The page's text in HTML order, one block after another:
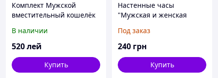
Комплект Мужской
вместительный кошелёк
В наличии
520лей
Купить
Настенные часы
"Мужская и женская
Под заказ
240 грн
Купить